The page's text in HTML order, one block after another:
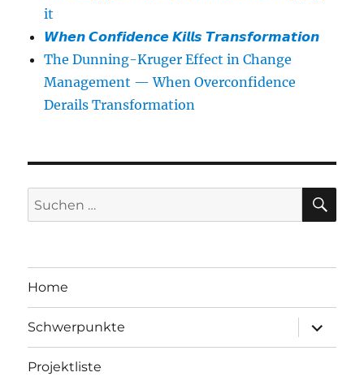
it
𝙒𝙝𝙚𝙣 𝘾𝙤𝙣𝙛𝙞𝙙𝙚𝙣𝙘𝙚 𝙆𝙞𝙡𝙡𝙨 𝙏𝙧𝙖𝙣𝙨𝙛𝙤𝙧𝙢𝙖𝙩𝙞𝙤𝙣
The Dunning-Kruger Effect in Change
Management — When Overconfidence
Derails Transformation
Suchen
nach:
Home
Schwerpunkte
öffnen
Projektliste